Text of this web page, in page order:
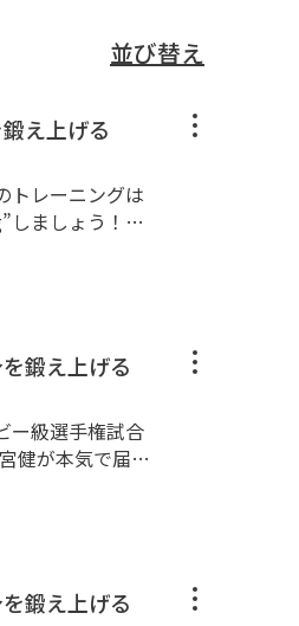
並び替え
え上げる
鍛え上げる
汗だくだ
鍛え上げる